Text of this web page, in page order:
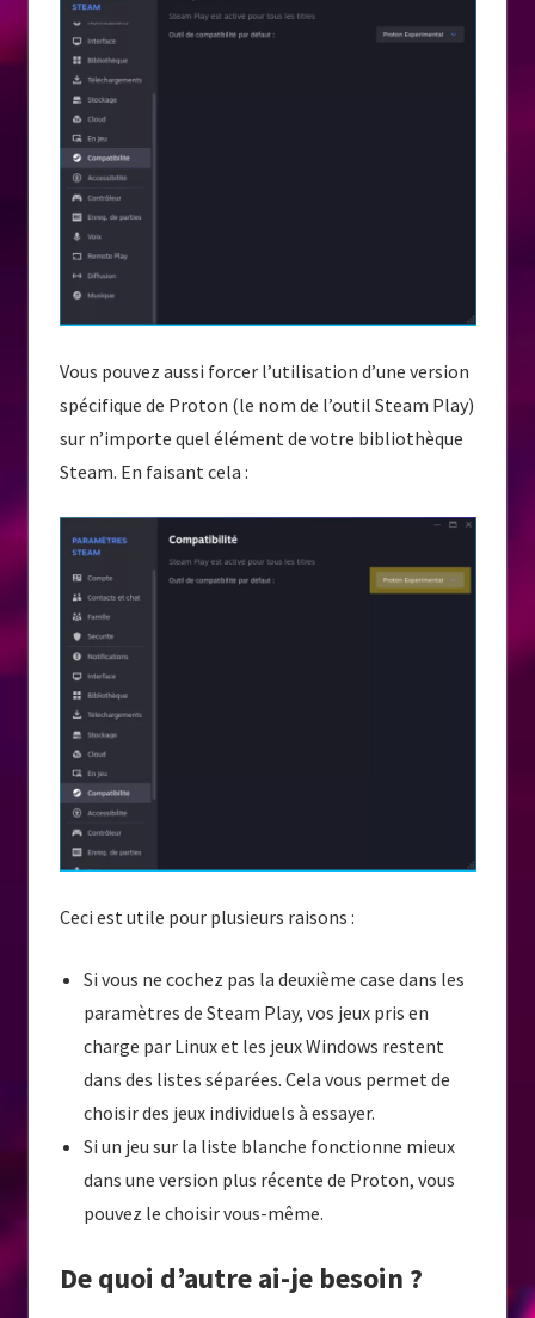
Vous pouvez aussi forcer l’utilisation d’une version
spécifique de Proton (le nom de l’outil Steam Play)
sur n’importe quel élément de votre bibliothèque
Steam. En faisant cela :
Ceci est utile pour plusieurs raisons :
Si vous ne cochez pas la deuxième case dans les
paramètres de Steam Play, vos jeux pris en
charge par Linux et les jeux Windows restent
dans des listes séparées. Cela vous permet de
choisir des jeux individuels à essayer.
Si un jeu sur la liste blanche fonctionne mieux
dans une version plus récente de Proton, vous
pouvez le choisir vous-même.
De quoi d’autre ai-je besoin ?